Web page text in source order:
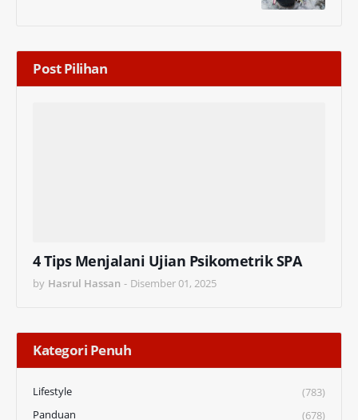
Post Pilihan
4 Tips Menjalani Ujian Psikometrik SPA
by Hasrul Hassan - Disember 01, 2025
Kategori Penuh
Lifestyle
(783)
Panduan
(678)